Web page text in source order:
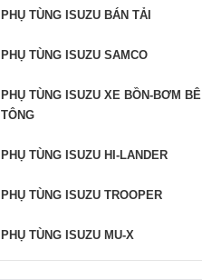
PHỤ TÙNG ISUZU BÁN TẢI
PHỤ TÙNG ISUZU SAMCO
PHỤ TÙNG ISUZU XE BỒN-BƠM BÊ
TÔNG
PHỤ TÙNG ISUZU HI-LANDER
PHỤ TÙNG ISUZU TROOPER
PHỤ TÙNG ISUZU MU-X